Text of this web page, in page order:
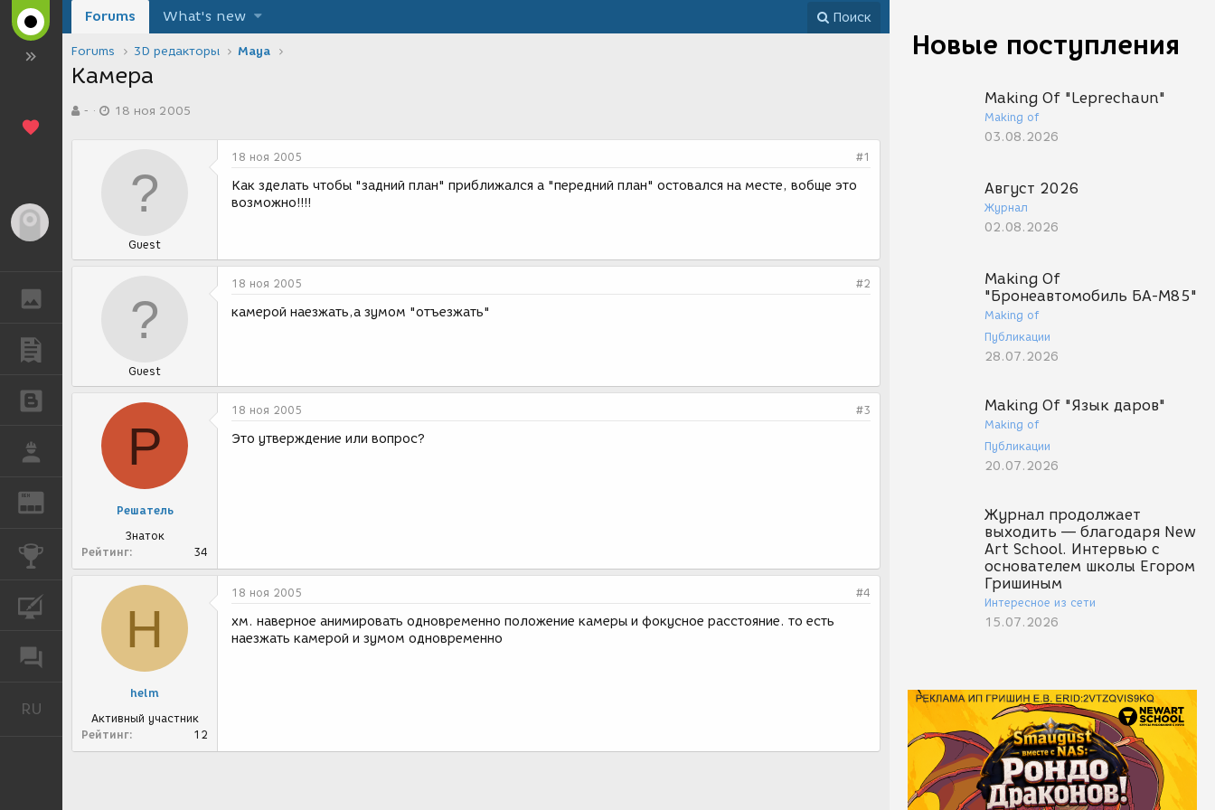
РАБОТА
REN
КОНКУРСЫ
КУРСЫ
ФОРУМ
RU
Новые поступления
Making Of "Leprechaun"
Making of
03.08.2026
Август 2026
Журнал
02.08.2026
Making Of
"Бронеавтомобиль БА-М85"
Making of
Публикации
28.07.2026
Making Of "Язык даров"
Making of
Публикации
20.07.2026
Журнал продолжает
выходить — благодаря New
Art School. Интервью с
основателем школы Егором
Гришиным
Интересное из сети
15.07.2026
Forums What's new Поиск
Forums 3D редакторы Maya
Камера
в-
а
и
18 ноя 2005
Guest
18 ноя 2005 #1
Как зделать чтобы "задний план" приближался а "передний план" остовался на месте, вобще это
возможно!!!!
Guest
18 ноя 2005 #2
камерой наезжать,а зумом "отъезжать"
Р
Решатель
Знаток
Рейтинг
34
18 ноя 2005 #3
Это утверждение или вопрос?
H
helm
Активный участник
Рейтинг
12
18 ноя 2005 #4
хм. наверное анимировать одновременно положение камеры и фокусное расстояние. то есть
наезжать камерой и зумом одновременно